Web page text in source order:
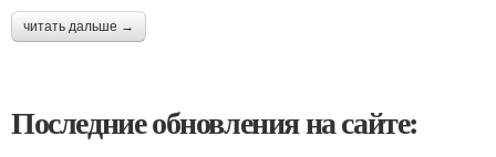
читать дальше →
Последние обновления на сайте: